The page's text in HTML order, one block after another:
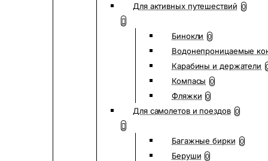
Для активных путешествий 0
Бинокли 0
Водонепроницаемые
Карабины и держатели
Компасы 0
Фляжки 0
Для самолетов и поездов 0
Багажные бирки 0
Беруши 0